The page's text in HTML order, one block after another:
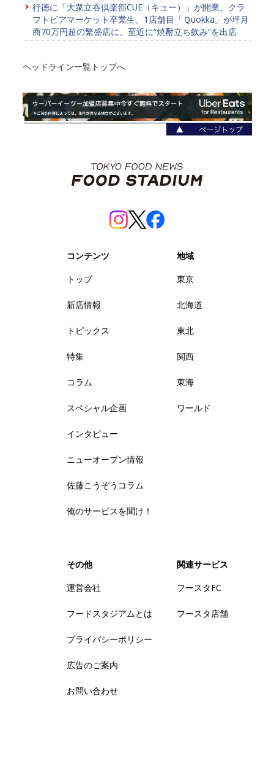
行徳に「大衆立吞倶楽部CUE（キュー）」が開業。クラ
フトビアマーケット卒業生、1店舗目「Ｑuokka」が坪月
商70万円超の繁盛店に。至近に“焼酎立ち飲み”を出店
ヘッドライン一覧トップへ
コンテンツ
トップ
新店情報
トピックス
特集
コラム
スペシャル企画
インタビュー
ニューオープン情報
佐藤こうぞうコラム
俺のサービスを聞け！
地域
東京
北海道
東北
関西
東海
ワールド
その他
運営会社
フードスタジアムとは
プライバシーポリシー
広告のご案内
お問い合わせ
関連サービス
フースタFC
フースタ店舗